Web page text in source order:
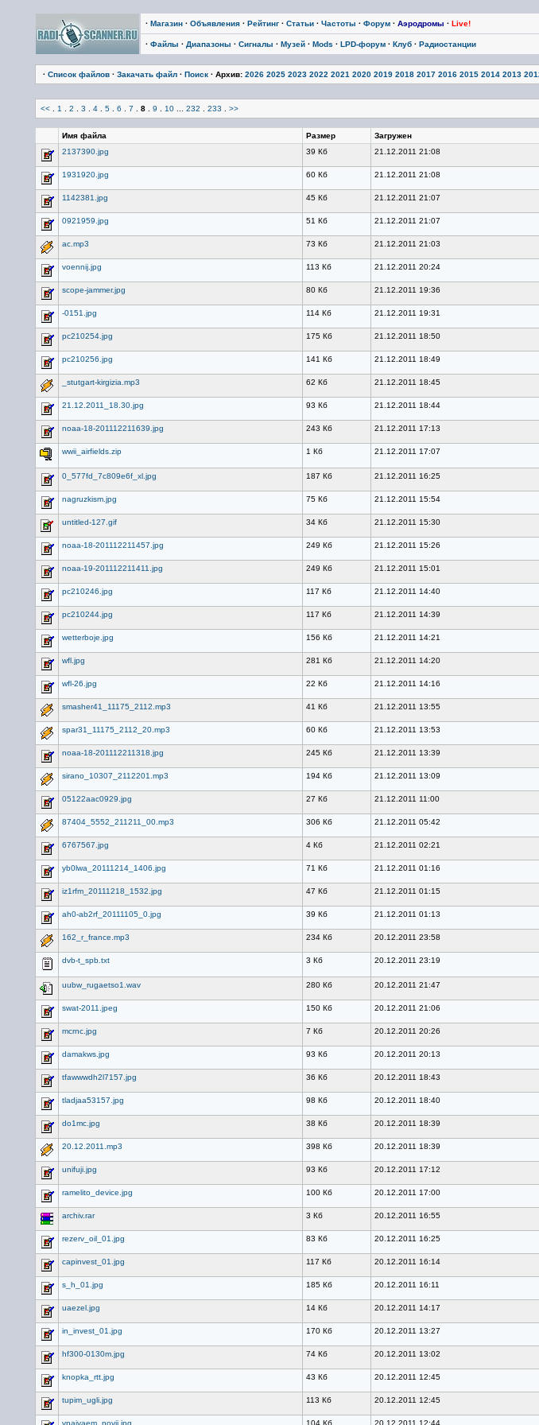
· Магазин· Объявления· Рейтинг· Статьи· Частоты · Форум· Аэродромы · Live!
· Файлы · Диапазоны · Сигналы · Музей· Mods · LPD-форум· Клуб· Радиостанции
· Список файлов· Закачать файл· Поиск· Архив: 2026 2025 2023 2022 2021 2020 2019 2018 2017 2016 2015 2014 2013
<<. 1 2 3 4. 5. 6 7 8. 9 10... 232 233 >>
Имя файла Размер Загружен
2137390.jpg
39 Кб 21.12.2011 21:08
1931920.jpg 60 Кб 21.12.2011 21:08
1142381.jpg 45 Кб 21.12.2011 21:07
0921959.jpg 51 Кб 21.12.2011 21:07
ac.mp3 73 Кб 21.12.2011 21:03
voennij.jpg 113 Кб 21.12.2011 20:24
scope-jammer.jpg 80 Кб 21.12.2011 19:36
-0151.jpg 114 Кб 21.12.2011 19:31
pc210254.jpg 175 Кб 21.12.2011 18:50
pc210256.jpg 141 Кб 21.12.2011 18:49
_stutgart-kirgizia.mp3 62 Кб 21.12.2011 18:45
21.12.2011_18.30.jpg 93 Кб 21.12.2011 18:44
noaa-18-201112211639.jpg 243 Кб 21.12.2011 17:13
wwii_airfields.zip 1 Кб 21.12.2011 17:07
0_577fd_7c809e6f_xl.jpg 187 Кб 21.12.2011 16:25
nagruzkism.jpg 75 Кб 21.12.2011 15:54
untitled-127.gif 34 Кб 21.12.2011 15:30
noaa-18-201112211457.jpg 249 Кб 21.12.2011 15:26
noaa-19-201112211411.jpg 249 Кб 21.12.2011 15:01
pc210246.jpg 117 Кб 21.12.2011 14:40
pc210244.jpg 117 Кб 21.12.2011 14:39
wetterboje.jpg 156 Кб 21.12.2011 14:21
wfl.jpg 281 Кб 21.12.2011 14:20
wfl-26.jpg 22 Кб 21.12.2011 14:16
smasher41_11175_2112.mp3 41 Кб 21.12.2011 13:55
spar31_11175_2112_20.mp3 60 Кб 21.12.2011 13:53
noaa-18-201112211318.jpg 245 Кб 21.12.2011 13:39
sirano_10307_2112201.mp3 194 Кб 21.12.2011 13:09
05122aac0929.jpg 27 Кб 21.12.2011 11:00
87404_5552_211211_00.mp3 306 Кб 21.12.2011 05:42
6767567.jpg 4 Кб 21.12.2011 02:21
yb0lwa_20111214_1406.jpg 71 Кб 21.12.2011 01:16
iz1rfm_20111218_1532.jpg 47 Кб 21.12.2011 01:15
ah0-ab2rf_20111105_0.jpg 39 Кб 21.12.2011 01:13
162_r_france.mp3 234 Кб 20.12.2011 23:58
dvb-t_spb.txt 3 Кб 20.12.2011 23:19
uubw_rugaetso1.wav 280 Кб 20.12.2011 21:47
swat-2011.jpeg 150 Кб 20.12.2011 21:06
mcrnc.jpg 7 Кб 20.12.2011 20:26
damakws.jpg 93 Кб 20.12.2011 20:13
tfawwwdh2l7157.jpg 36 Кб 20.12.2011 18:43
tladjaa53157.jpg 98 Кб 20.12.2011 18:40
do1mc.jpg 38 Кб 20.12.2011 18:39
20.12.2011.mp3 398 Кб 20.12.2011 18:39
unifuji.jpg 93 Кб 20.12.2011 17:12
ramelito_device.jpg 100 Кб 20.12.2011 17:00
archiv.rar 3 Кб 20.12.2011 16:55
rezerv_oil_01.jpg 83 Кб 20.12.2011 16:25
capinvest_01.jpg 117 Кб 20.12.2011 16:14
s_h_01.jpg 185 Кб 20.12.2011 16:11
uaezel.jpg 14 Кб 20.12.2011 14:17
in_invest_01.jpg 170 Кб 20.12.2011 13:27
hf300-0130m.jpg 74 Кб 20.12.2011 13:02
knopka_rtt.jpg 43 Кб 20.12.2011 12:45
tupim_ugli.jpg 113 Кб 20.12.2011 12:45
vpaivaem_novij.jpg 104 Кб 20.12.2011 12:44